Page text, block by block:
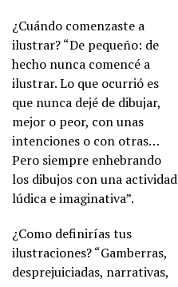
¿Cuándo comenzaste a
ilustrar? “De pequeño: de
hecho nunca comencé a
ilustrar. Lo que ocurrió es
que nunca dejé de dibujar,
mejor o peor, con unas
intenciones o con otras…
Pero siempre enhebrando
los dibujos con una actividad
lúdica e imaginativa”.
¿Como definirías tus
ilustraciones? “Gamberras,
desprejuiciadas, narrativas,